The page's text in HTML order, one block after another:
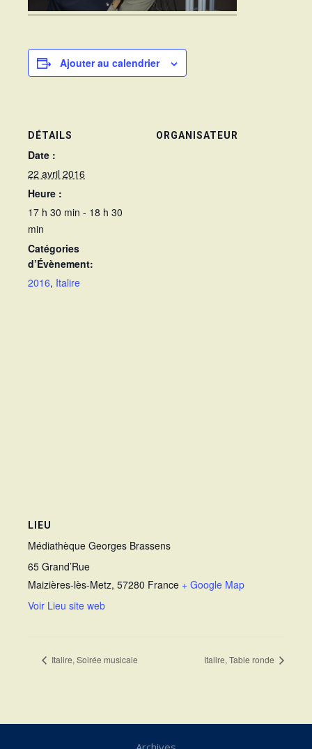
Ajouter au calendrier
DÉTAILS
Date :
22 avril 2016
Heure :
17 h 30 min - 18 h 30
min
Catégories
d’Évènement:
2016, Italire
ORGANISATEUR
LIEU
Médiathèque Georges Brassens
65 Grand’Rue
Maizières-lès-Metz, 57280 France + Google Map
Voir Lieu site web
Italire, Soirée musicale Italire, Table ronde